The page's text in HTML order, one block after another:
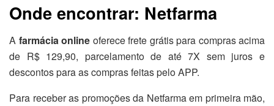
Onde encontrar: Netfarma
A farmácia online oferece frete grátis para compras acima
de R$ 129,90, parcelamento de até 7X sem juros e
descontos para as compras feitas pelo APP.
Para receber as promoções da Netfarma em primeira mão,